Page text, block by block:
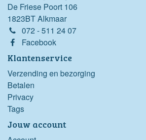
De Friese Poort 106
1823BT Alkmaar
072 - 511 24 07
Facebook
Klantenservice
Verzending en bezorging
Betalen
Privacy
Tags
Jouw account